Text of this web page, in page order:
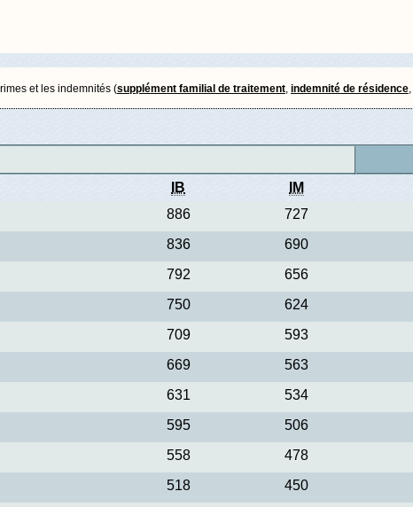
et les indemnités (supplément familial de traitement indemnité de résidence
IB IM
886 727
836 690
792 656
750 624
709 593
669 563
631 534
595 506
558 478
518 450